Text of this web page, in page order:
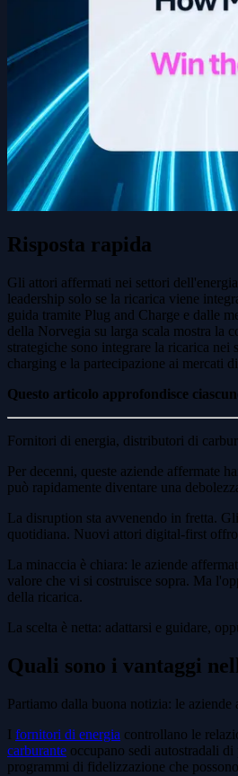
Risposta rapida
Gli attori affermati nei settori
leadership solo se la ricarica viene
guida tramite Plug and Charge e dalle
della Norvegia su larga scala mostra la
strategiche sono integrare la ricarica
charging e la partecipazione ai mercati
Questo articolo approfondisce
Fornitori di energia, distributori di
Per decenni, queste aziende affermate
può rapidamente diventare una
La disruption sta avvenendo in fretta.
quotidiana. Nuovi attori digital-first
La minaccia è chiara: le aziende
valore che vi si costruisce sopra. Ma
della ricarica.
La scelta è netta: adattarsi e guidare,
Quali sono i vantaggi
Partiamo dalla buona notizia: le
I fornitori di energia controllano le
carburante occupano sedi autostradali
programmi di fidelizzazione che